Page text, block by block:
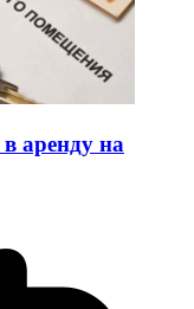
аренду на